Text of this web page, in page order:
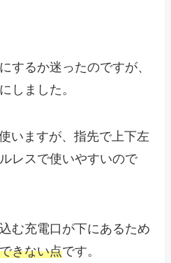
するか迷ったのですが、
しました。
いますが、指先で上下左
レスで使いやすいので
む充電口が下にあるため
きない点です。